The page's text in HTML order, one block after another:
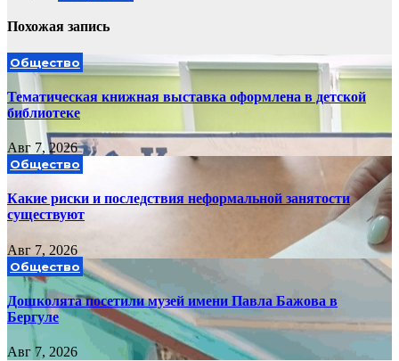
Похожая запись
Общество
Тематическая книжная выставка оформлена в детской
библиотеке
Авг 7, 2026
Общество
Какие риски и последствия неформальной занятости
существуют
Авг 7, 2026
Общество
Дошколята посетили музей имени Павла Бажова в
Бергуле
Авг 7, 2026